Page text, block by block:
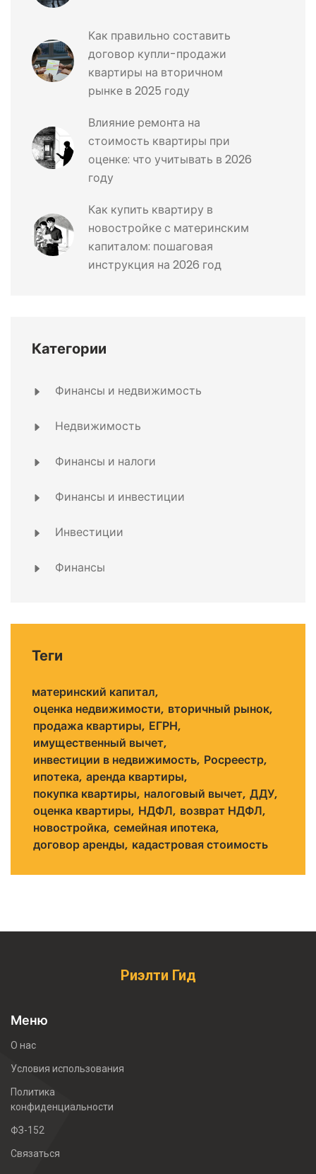
Как правильно составить
договор купли-продажи
квартиры на вторичном
рынке в 2025 году
Влияние ремонта на
стоимость квартиры при
оценке: что учитывать в 2026
году
Как купить квартиру в
новостройке с материнским
капиталом: пошаговая
инструкция на 2026 год
Категории
Финансы и недвижимость
Недвижимость
Финансы и налоги
Финансы и инвестиции
Инвестиции
Финансы
Теги
материнский капитал
оценка недвижимости вторичный рынок
продажа квартиры ЕГРН
имущественный вычет
инвестиции в недвижимость Росреестр
ипотека аренда квартиры
покупка квартиры налоговый вычет ДДУ
оценка квартиры НДФЛ возврат НДФЛ
новостройка семейная ипотека
договор аренды кадастровая стоимость
Риэлти Гид
Меню
О нас
Условия использования
Политика
конфиденциальности
ФЗ-152
Связаться